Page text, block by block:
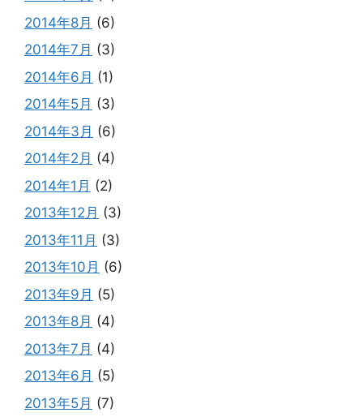
2014年8月 (6)
2014年7月 (3)
2014年6月 (1)
2014年5月 (3)
2014年3月 (6)
2014年2月 (4)
2014年1月 (2)
2013年12月 (3)
2013年11月 (3)
2013年10月 (6)
2013年9月 (5)
2013年8月 (4)
2013年7月 (4)
2013年6月 (5)
2013年5月 (7)